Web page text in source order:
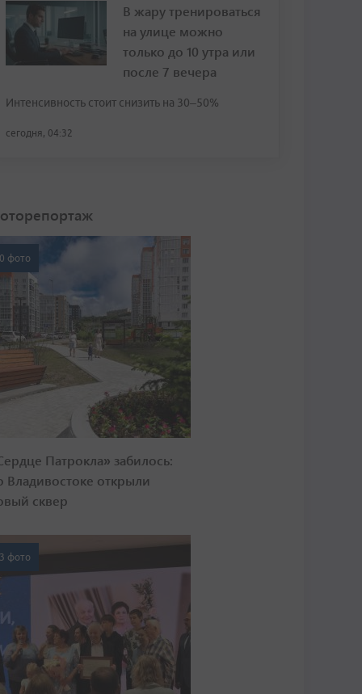
В жару тренироваться
на улице можно
только до 10 утра или
после 7 вечера
Интенсивность стоит снизить на 30–50%
сегодня, 04:32
фото
Патрокла» забилось:
Владивостоке открыли
сквер
фото